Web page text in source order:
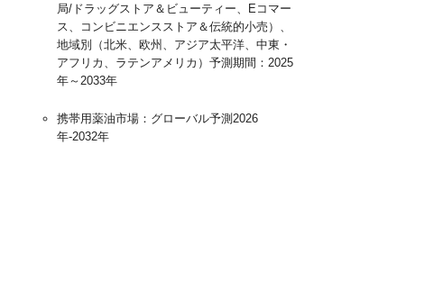
局/ドラッグストア＆ビューティー、Eコマー
ス、コンビニエンスストア＆伝統的小売）、
地域別（北米、欧州、アジア太平洋、中東・
アフリカ、ラテンアメリカ）予測期間：2025
年～2033年
携帯用薬油市場：グローバル予測2026
年-2032年